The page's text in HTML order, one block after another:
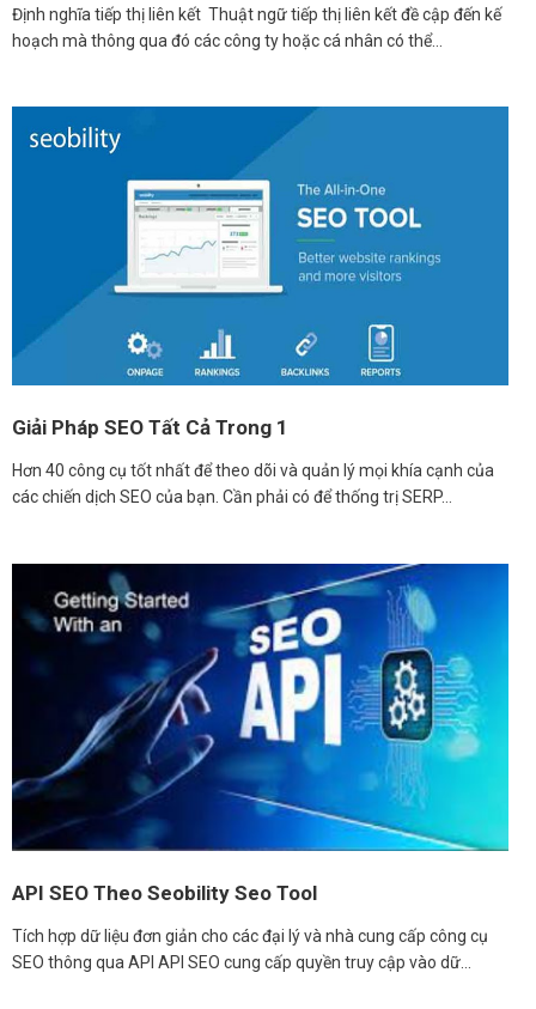
Định nghĩa tiếp thị liên kết Thuật ngữ tiếp thị liên kết đề cập đến kế
hoạch mà thông qua đó các công ty hoặc cá nhân có thể…
Giải Pháp SEO Tất Cả Trong 1
Hơn 40 công cụ tốt nhất để theo dõi và quản lý mọi khía cạnh của
các chiến dịch SEO của bạn. Cần phải có để thống trị SERP…
API SEO Theo Seobility Seo Tool
Tích hợp dữ liệu đơn giản cho các đại lý và nhà cung cấp công cụ
SEO thông qua API API SEO cung cấp quyền truy cập vào dữ…